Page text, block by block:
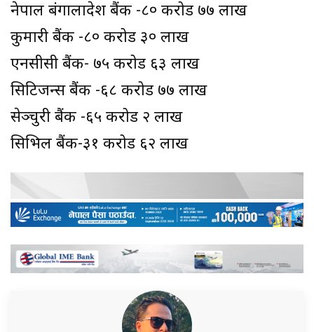
नेपाल बंगालादेश बैंक -८० करोड ७७ लाख
कुमारी बैंक -८० करोड ३० लाख
एनसीसी बैंक- ७५ करोड ६३ लाख
सिटिजन्स बैंक -६८ करोड ७७ लाख
सेञ्चुरी बैंक -६५ करोड २ लाख
सिभिल बैंक-३१ करोड ६२ लाख